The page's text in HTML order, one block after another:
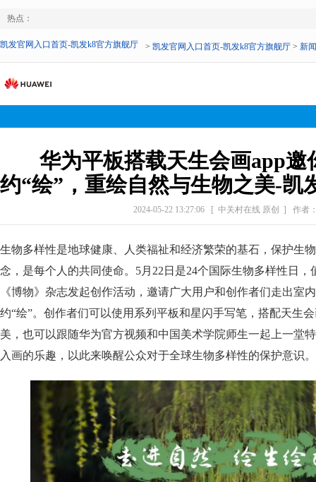
热点：
凯发官网入口首页-凯发k8官方旗舰厅 > 凯发官网入口首页-凯发k8官方旗舰厅 > 新闻
华为平板搭载天生会画app邀
约“绘”，重绘自然与生物之美-凯
2024-05-22 13:27:06 [ 中关村在线 原创 ] 作者
生物多样性是地球健康、人类福祉和经济繁荣的基石，保护生
念，是每个人的共同使命。5月22日是24个国际生物多样性日
《博物》杂志发起创作活动，邀请广大用户和创作者们走出室
约“绘”。创作者们可以使用系列平板和星闪手写笔，搭配天生
美，也可以跟随华为官方视频和中国美术学院师生一起上一堂
入画的乐趣，以此来唤醒公众对于全球生物多样性的保护意识。